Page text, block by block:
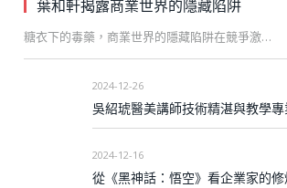
葉和軒揭露商業世界的隱藏陷阱
糖衣下的毒藥，商業世界的隱藏陷阱在競爭激…
2024-12-26
吳紹琥醫美講師技術精湛與教學
2024-12-16
從《黑神話：悟空》看企業家的